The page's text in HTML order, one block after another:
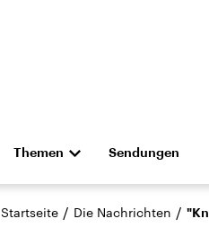
Themen
Die Nachrichten Politik
Hörspiel und Feature
Sendungen
Startseite / Die Nachrichten /